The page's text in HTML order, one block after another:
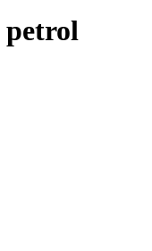
petrol